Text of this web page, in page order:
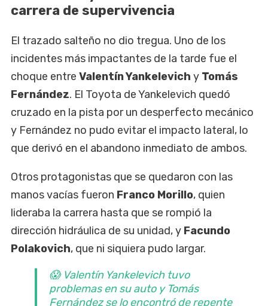
carrera de supervivencia
El trazado salteño no dio tregua. Uno de los
incidentes más impactantes de la tarde fue el
choque entre Valentín Yankelevich y Tomás
Fernández. El Toyota de Yankelevich quedó
cruzado en la pista por un desperfecto mecánico
y Fernández no pudo evitar el impacto lateral, lo
que derivó en el abandono inmediato de ambos.
Otros protagonistas que se quedaron con las
manos vacías fueron Franco Morillo, quien
lideraba la carrera hasta que se rompió la
dirección hidráulica de su unidad, y Facundo
Polakovich, que ni siquiera pudo largar.
😱 Valentín Yankelevich tuvo
problemas en su auto y Tomás
Fernández se lo encontró de repente